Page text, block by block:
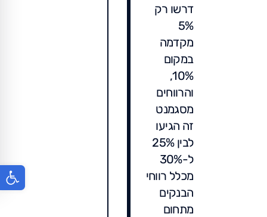
דרשו רק
5%
מקדמה
במקום
10%,
והרווחים
מסגמנט
זה הגיעו
לבין 25%
ל-30%
מכלל רווחי
הבנקים
מתחום
פתח